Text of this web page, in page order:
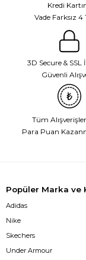
Kredi
Vade Farksız 4
3D Secure & SSL
Güvenli
Tüm
Para Puan
Popüler Marka ve
Adidas
Nike
Skechers
Under Armour